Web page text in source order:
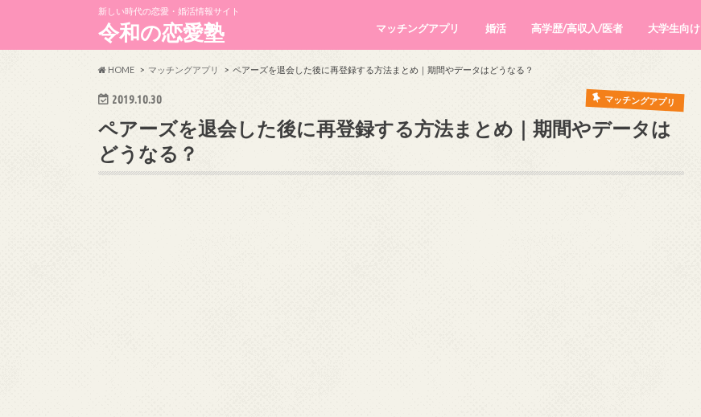
新しい時代の恋愛・婚活情報サイト
令和の恋愛塾 マッチングアプリ 婚活 高学歴/高収入/医者 大学生向け
HOME マッチングアプリ ペアーズを退会した後に再登録する方法まとめ｜期間やデータはどうなる？
2019.10.30 マッチングアプリ
ペアーズを退会した後に再登録する方法まとめ｜期間やデータは
どうなる？